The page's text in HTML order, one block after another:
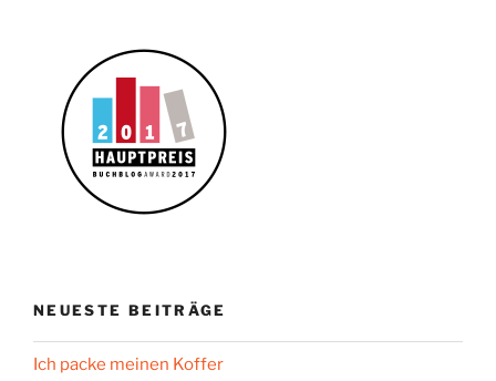
NEUESTE BEITRÄGE
Ich packe meinen Koffer